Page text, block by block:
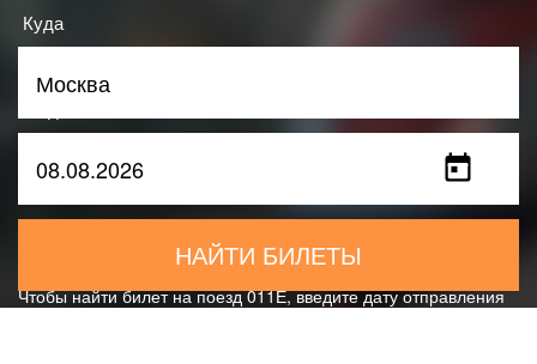
Куда
НАЙТИ БИЛЕТЫ
Чтобы найти билет на поезд 011Е, введите дату отправления